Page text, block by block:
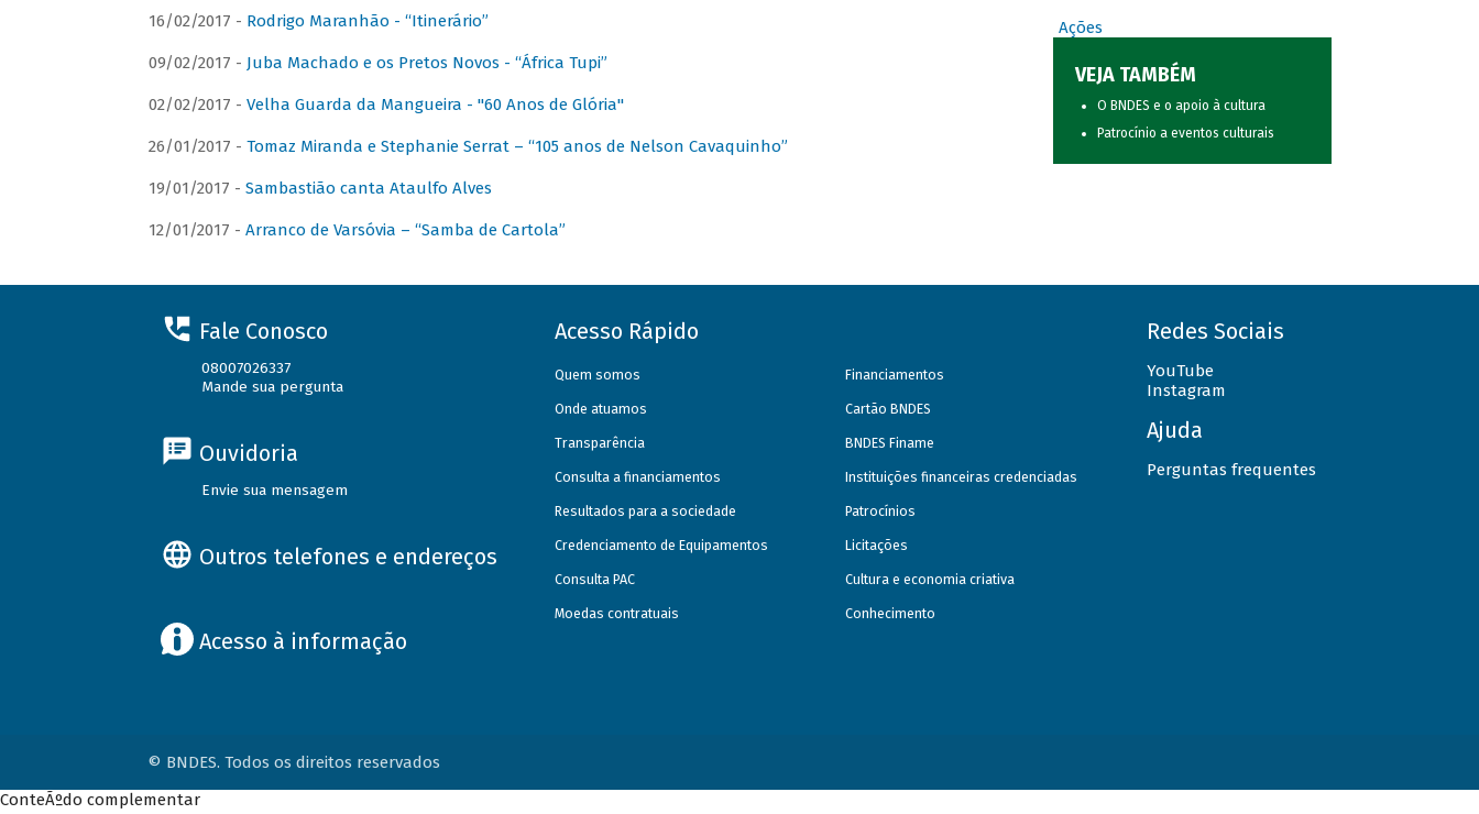
16/02/2017 - Rodrigo Maranhão - “Itinerário”
09/02/2017 - Juba Machado e os Pretos Novos - “África Tupi”
02/02/2017 - Velha Guarda da Mangueira - "60 Anos de Glória"
26/01/2017 - Tomaz Miranda e Stephanie Serrat – “105 anos de Nelson Cavaquinho”
19/01/2017 - Sambastião canta Ataulfo Alves
12/01/2017 - Arranco de Varsóvia – “Samba de Cartola”
Ações
VEJA TAMBÉM
O BNDES e o apoio à cultura
Patrocínio a eventos culturais
Fale Conosco
08007026337
Mande sua pergunta
Ouvidoria
Envie sua mensagem
Outros telefones e endereços
Acesso à informação
Acesso Rápido
Quem somos
Onde atuamos
Transparência
Consulta a financiamentos
Resultados para a sociedade
Credenciamento de Equipamentos
Consulta PAC
Moedas contratuais
Financiamentos
Cartão BNDES
BNDES Finame
Instituições financeiras credenciadas
Patrocínios
Licitações
Cultura e economia criativa
Conhecimento
Redes Sociais
YouTube
Instagram
Ajuda
Perguntas frequentes
© BNDES. Todos os direitos reservados
ConteÃºdo complementar